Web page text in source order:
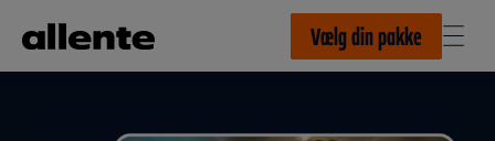
Vælg din pakke